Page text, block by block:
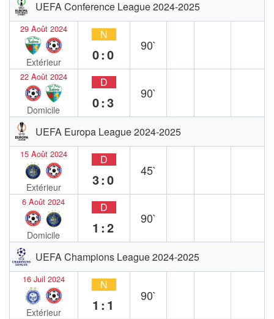
UEFA Conference League 2024-2025
29 Août 2024
Extérieur
N
0:0
90`
22 Août 2024
Domicile
D
0:3
90`
UEFA Europa League 2024-2025
15 Août 2024
Extérieur
D
3:0
45`
6 Août 2024
Domicile
D
1:2
90`
UEFA Champions League 2024-2025
16 Juil 2024
Extérieur
N
1:1
90`